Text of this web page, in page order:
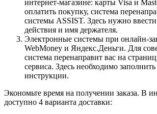
интернет-магазине: карты Visa и
оплатить покупку, система
системы ASSIST. Здесь нужно
действия и имя держателя.
Электронные системы при онлайн-
WebMoney и Яндекс.Деньги. Для
система перенаправит вас на
сервиса. Здесь необходимо
инструкции.
Экономьте время на получении заказа. В
доступно 4 варианта доставки: